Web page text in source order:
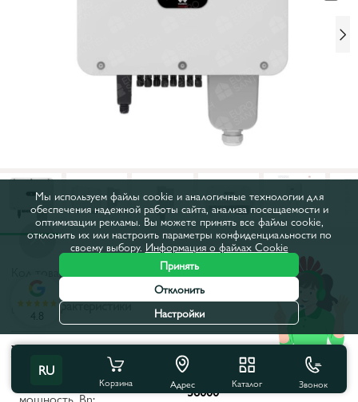
Код товара:
Все характеристики
Характеристики продукта
Максимальная полная
мощность, Вn: 36000
RU
Корзина Адрес Каталог Звонок
4.8
Мы используем файлы cookie и аналогичные технологии для
обеспечения надежной работы сайта, анализа посещаемости и
оптимизации рекламы. Вы можете принять все файлы cookie,
отклонить их или настроить параметры конфиденциальности по
своему выбору. Информация о файлах Cookie
Принять
Отклонить
Настройки